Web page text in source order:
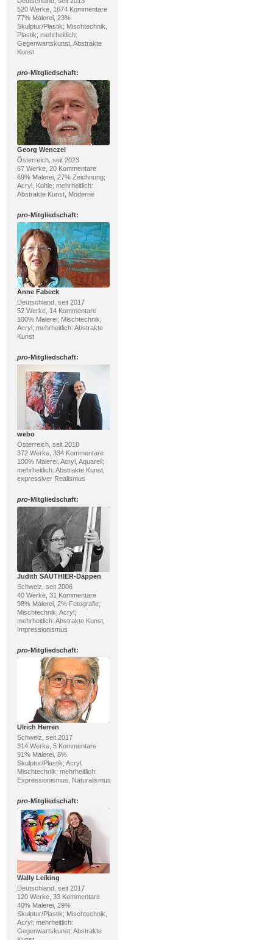
520 Werke, 1674 Kommentare
77% Malerei, 23%
Skulptur/Plastik; Mischtechnik,
Plastik; mehrheitlich:
Gegenwartskunst, Abstrakte
Kunst
pro-Mitgliedschaft:
Georg Wenczel
Österreich, seit 2023
67 Werke, 20 Kommentare
69% Malerei, 27% Zeichnung;
Acryl, Kohle; mehrheitlich:
Abstrakte Kunst, Moderne
pro-Mitgliedschaft:
Anne Fabeck
Deutschland, seit 2017
52 Werke, 14 Kommentare
100% Malerei; Mischtechnik,
Acryl; mehrheitlich: Abstrakte
Kunst
pro-Mitgliedschaft:
webo
Österreich, seit 2010
372 Werke, 334 Kommentare
100% Malerei; Acryl, Aquarell;
mehrheitlich: Abstrakte Kunst,
expressiver Realismus
pro-Mitgliedschaft:
Judith SAUTHIER-Däppen
Schweiz, seit 2006
40 Werke, 31 Kommentare
98% Malerei, 2% Fotografie;
Mischtechnik, Acryl;
mehrheitlich: Abstrakte Kunst,
Impressionismus
pro-Mitgliedschaft:
Ulrich Herren
Schweiz, seit 2017
314 Werke, 5 Kommentare
91% Malerei, 8%
Skulptur/Plastik; Acryl,
Mischtechnik; mehrheitlich:
Expressionismus, Naturalismus
pro-Mitgliedschaft:
Wally Leiking
Deutschland, seit 2017
120 Werke, 33 Kommentare
40% Malerei, 29%
Skulptur/Plastik; Mischtechnik,
Acryl; mehrheitlich:
Gegenwartskunst, Abstrakte